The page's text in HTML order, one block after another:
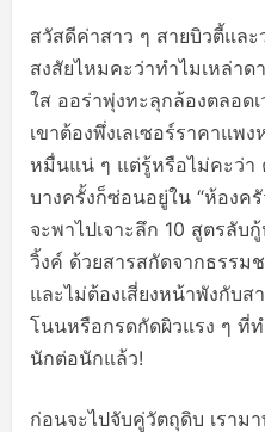
สวัสดีค่าสาว ๆ สายบิวตี้แล
สงสัยไหมคะว่าทำไมเหล่าด
ใส ออร่าพุ่งทะลุกล้องตลอด
เขาต้องพึ่งเลเซอร์ราคาแพ
หมื่นแน่ ๆ แต่รู้หรือไม่คะว่า
บางครั้งก็ซ่อนอยู่ใน “ห้องครั
จะพาไปเจาะลึก 10 สูตรลั
วิ้งค์ ด้วยสารสกัดจากธรรม
และไม่ต้องเสี่ยงหน้าพังกับส
โนนหรือกรดกัดผิวแรง ๆ ที่
นักต่อนักแล้ว!
ก่อนจะไปจับคู่วัตถุดิบ เราม